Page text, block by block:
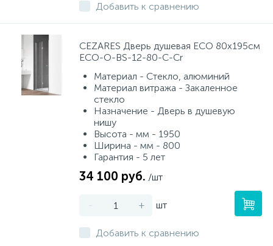
Добавить к сравнению
CEZARES Дверь душевая ECO 80x195см
ECO-O-BS-12-80-C-Cr
Материал - Стекло, алюминий
Материал витража - Закаленное
стекло
Назначение - Дверь в душевую
нишу
Высота - мм - 1950
Ширина - мм - 800
Гарантия - 5 лет
34 100 руб. /шт
- + шт
Добавить к сравнению